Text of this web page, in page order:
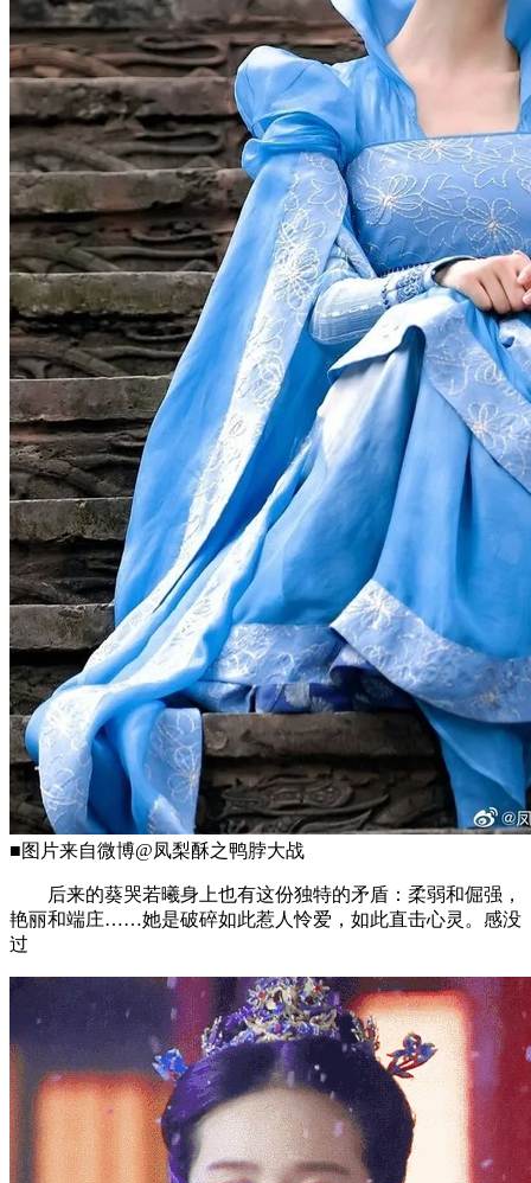
■图片来自微博@凤梨酥之鸭脖大战
后来的葵哭若曦身上也有这份独特的矛盾：柔弱和倔强，
艳丽和端庄……她是破碎如此惹人怜爱，如此直击心灵。感没
过